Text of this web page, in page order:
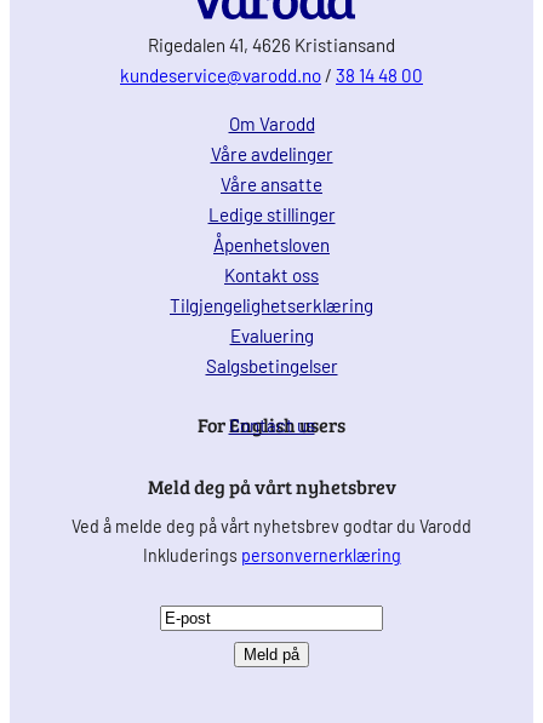
Rigedalen 41, 4626 Kristiansand
kundeservice@varodd.no / 38 14 48 00
Om Varodd
Våre avdelinger
Våre ansatte
Ledige stillinger
Åpenhetsloven
Kontakt oss
Tilgjengelighetserklæring
Evaluering
Salgsbetingelser
For English users
Contact us
Meld deg på vårt nyhetsbrev
Ved å melde deg på vårt nyhetsbrev godtar du Varodd
Inkluderings personvernerklæring
E